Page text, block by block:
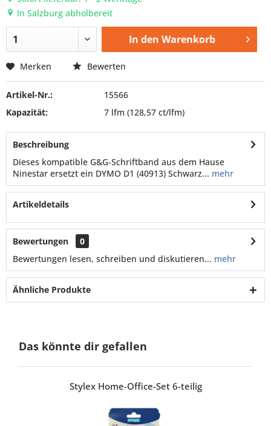
In Salzburg abholbereit
In den Warenkorb
Merken Bewerten
Artikel-Nr.:
15566
Kapazität:
7 lfm (128,57 ct/lfm)
Beschreibung
Dieses kompatible G&G-Schriftband aus dem Hause
Ninestar ersetzt ein DYMO D1 (40913) Schwarz... mehr
Artikeldetails
Bewertungen
0
Bewertungen lesen, schreiben und diskutieren... mehr
Ähnliche Produkte
Das könnte dir gefallen
Stylex Home-Office-Set 6-teilig